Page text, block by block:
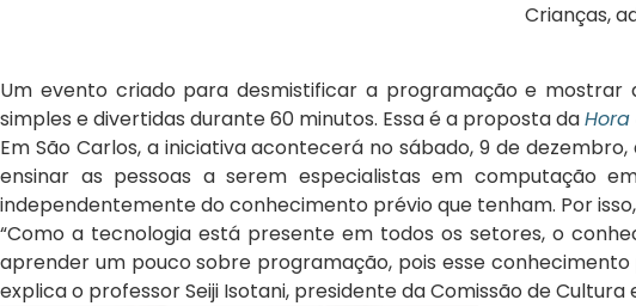
Crianças,
Um evento criado para desmistificar a programação e mostrar
simples e divertidas durante 60 minutos. Essa é a proposta da
Em São Carlos, a iniciativa acontecerá no sábado, 9 de
ensinar as pessoas a serem especialistas em computação
independentemente do conhecimento prévio que tenham. Por
“Como a tecnologia está presente em todos os setores, o
aprender um pouco sobre programação, pois esse
explica o professor Seiji Isotani, presidente da Comissão de